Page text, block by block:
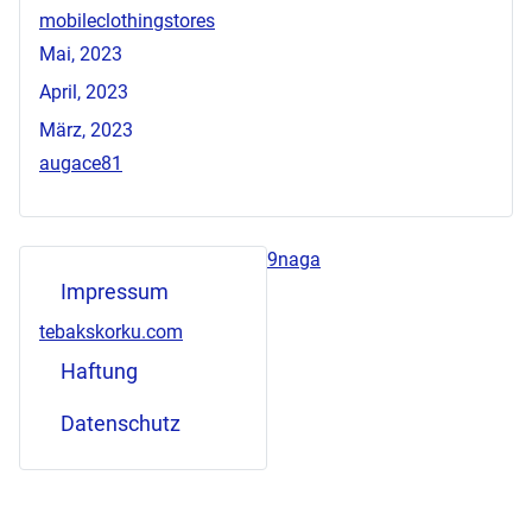
mobileclothingstores
Mai, 2023
April, 2023
März, 2023
augace81
Impressum
tebakskorku.com
Haftung
Datenschutz
9naga